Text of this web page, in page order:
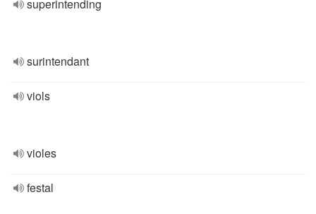
superintending
surintendant
viols
violes
festal